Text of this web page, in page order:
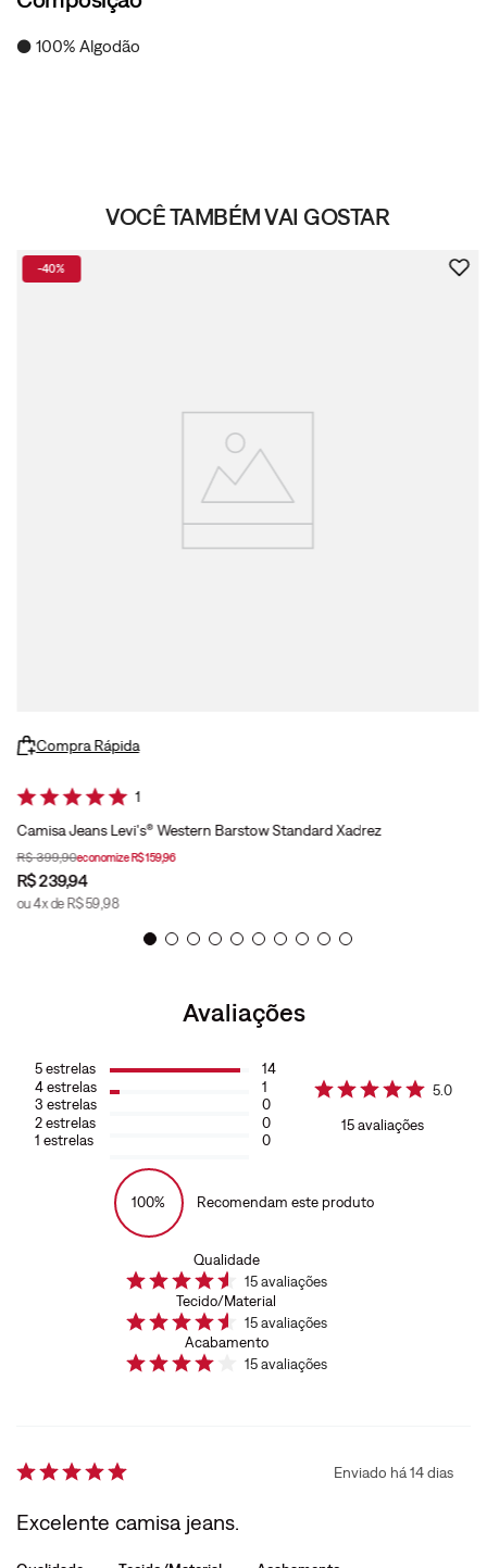
● 100% Algodão
VOCÊ TAMBÉM VAI GOSTAR
-40%
Compra Rápida
1
Camisa Jeans Levi's® Western Barstow Standard Xadrez
R$ 399,90economizeR$159,96
R$239,94
ou4x de R$ 59,98
Avaliações
5estrelas
4estrelas
3 estrelas
2estrelas
1 estrelas
14
1
0
0
0
5.0
15avaliações
100% Recomendam este produto
Qualidade
15avaliações
Tecido/Material
15avaliações
Acabamento
15avaliações
Enviado há14 dias
Excelente camisa jeans.